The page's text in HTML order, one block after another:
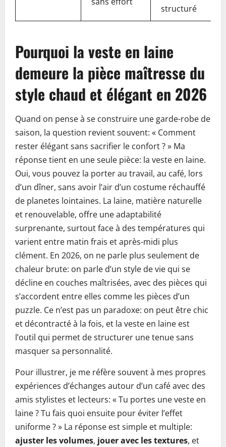
structuré
Pourquoi la veste en laine
demeure la pièce maîtresse du
style chaud et élégant en 2026
Quand on pense à se construire une garde-robe de
saison, la question revient souvent: « Comment
rester élégant sans sacrifier le confort ? » Ma
réponse tient en une seule pièce: la veste en laine.
Oui, vous pouvez la porter au travail, au café, lors
d’un dîner, sans avoir l’air d’un costume réchauffé
de planetes lointaines. La laine, matière naturelle
et renouvelable, offre une adaptabilité
surprenante, surtout face à des températures qui
varient entre matin frais et après-midi plus
clément. En 2026, on ne parle plus seulement de
chaleur brute: on parle d’un style de vie qui se
décline en couches maîtrisées, avec des pièces qui
s’accordent entre elles comme les pièces d’un
puzzle. Ce n’est pas un paradoxe: on peut être chic
et décontracté à la fois, et la veste en laine est
l’outil qui permet de structurer une tenue sans
masquer sa personnalité.
Pour illustrer, je me réfère souvent à mes propres
expériences d’échanges autour d’un café avec des
amis stylistes et lecteurs: « Tu portes une veste en
laine ? Tu fais quoi ensuite pour éviter l’effet
uniforme ? » La réponse est simple et multiple:
ajuster les volumes, jouer avec les textures, et